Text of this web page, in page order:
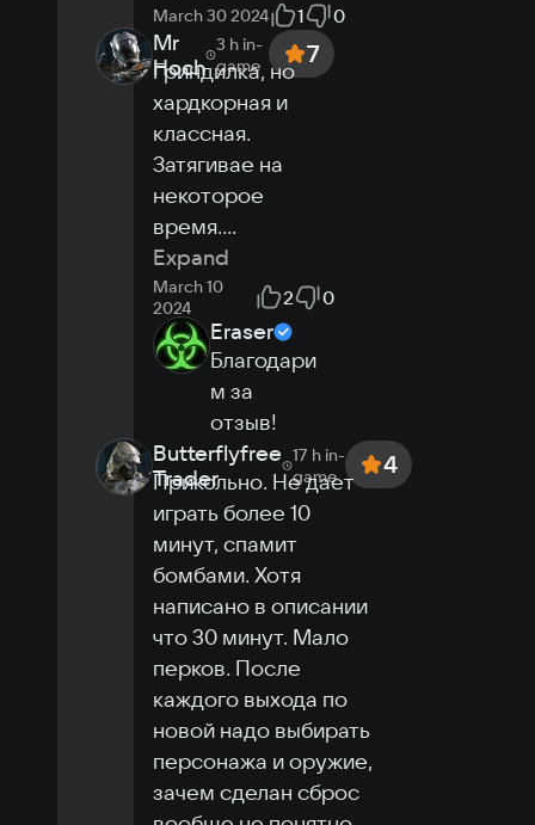
March 30 2024 1 0
Mr
Hoch
3 h in-
game
7
Гриндилка, но
хардкорная и
классная.
Затягивае на
некоторое
время....
Expand
March 10
2024
2 0
Eraser
Благодари
м за
отзыв!
Butterflyfree
Trader
17 h in-
game
4
Прикольно. Не дает
играть более 10
минут, спамит
бомбами. Хотя
написано в описании
что 30 минут. Мало
перков. После
каждого выхода по
новой надо выбирать
персонажа и оружие,
зачем сделан сброс